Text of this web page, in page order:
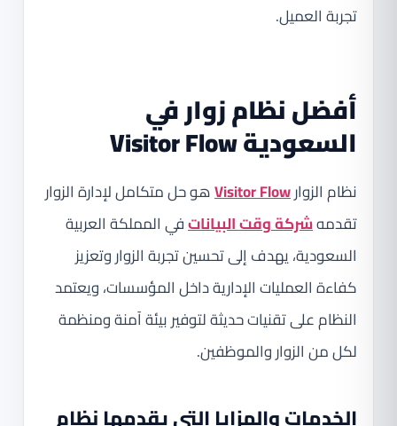
تجربة العميل.
أفضل نظام زوار في
السعودية Visitor Flow
نظام الزوارVisitor Flowهو حل متكامل لإدارة الزوار
تقدمهشركة وقت البياناتفي المملكة العربية
السعودية، يهدف إلى تحسين تجربة الزوار وتعزيز
كفاءة العمليات الإدارية داخل المؤسسات، ويعتمد
النظام على تقنيات حديثة لتوفير بيئة آمنة ومنظمة
لكل من الزوار والموظفين.
الخدمات والمزايا التي يقدمها نظام